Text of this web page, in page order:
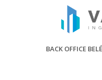
BACK OFFICE